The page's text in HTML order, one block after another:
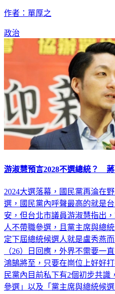
作者：單厚之
政治
游淑慧預言2028不選總統？
2024大選落幕，國民黨再淪在
選，國民黨內呼聲最高的就是
安，但台北市議員游淑慧指出
人不帶職參選，且黨主席與總
定下屆總統候選人就是盧秀燕
（26）日回應，外界不需要一
鴻鵠將至，只要在崗位上好好
民黨內目前私下有2個初步共
參選」以及「黨主席與總統候